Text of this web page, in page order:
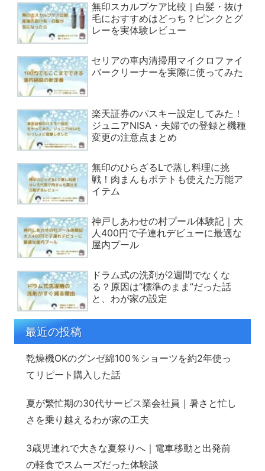
無印スカルプケア比較｜白髪・抜け
毛におすすめはどっち？ピンクとグ
レーを実体験レビュー
セリアの車内清掃用マイクロファイ
バークリーナーを実際に使ってみた
楽天証券のパスキー設定してみた！
ジュニアNISA・夫婦での登録と機種
変更の注意点まとめ
無印のひらざるLで蒸し料理に挑
戦！肉まんもポテトも使えた万能ア
イテム
神戸しあわせの村プール体験記｜大
人400円で子連れデビューに最適な
屋内プール
ドラム式の洗剤が2週間でなくな
る？原因は“標準のまま”だった話
と、わが家の設定
最近の投稿
乾燥機OKのグンゼ綿100％ショーツを約2年使っ
てリピート購入した話
夏が繁忙期の30代サービス業会社員｜暑さと忙し
さを乗り越えるわが家の工夫
3歳児連れで大きな夏祭りへ｜電車移動と出発前
の軽食でスムーズだった体験談